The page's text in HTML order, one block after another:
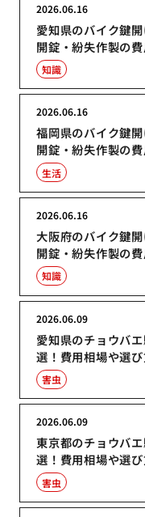
愛知県のバイク鍵
開錠・紛失作製の
2026.06.16
知識
福岡県のバイク鍵
開錠・紛失作製の
2026.06.16
生活
大阪府のバイク鍵
開錠・紛失作製の
2026.06.16
知識
愛知県のチョウバ
選！費用相場や選
2026.06.09
害虫
東京都のチョウバ
選！費用相場や選
2026.06.09
害虫